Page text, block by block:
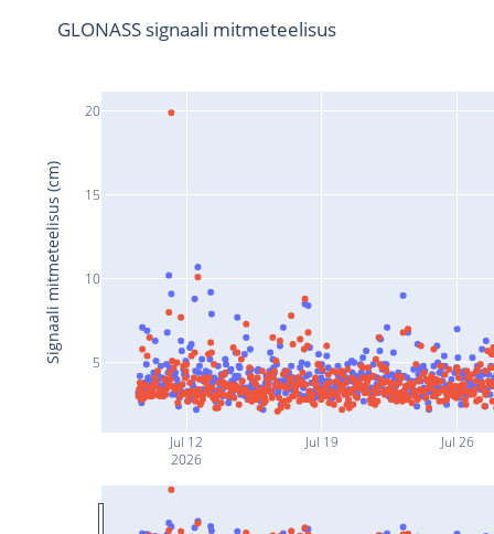
Jul 12
2026
Jul 19 Jul 26
5
10
15
20
GLONASS signaali mitmeteelisus
Signaali mitmeteelisus (cm)